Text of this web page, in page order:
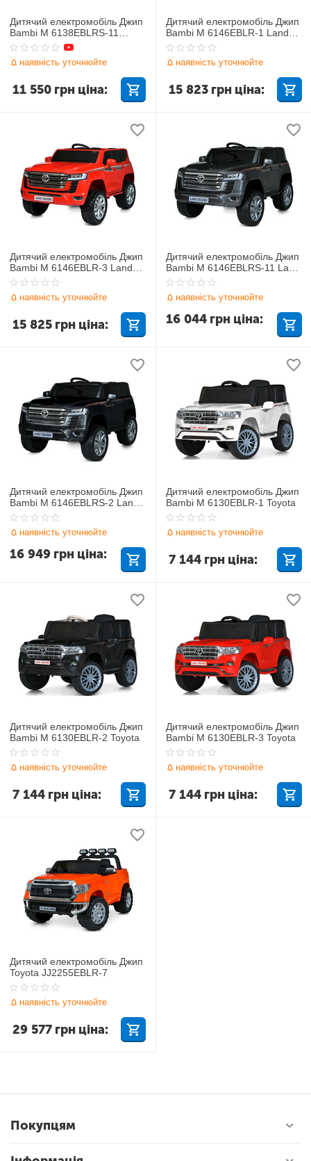
Дитячий електромобіль Джип
Bambi M 6138EBLRS-11
TOYOTA
наявність уточнюйте
11 550 грн ціна:
Дитячий електромобіль Джип
Bambi M 6146EBLR-1 Land
Cruiser
наявність уточнюйте
15 823 грн ціна:
Дитячий електромобіль Джип
Bambi M 6146EBLR-3 Land
Cruiser
наявність уточнюйте
15 825 грн ціна:
Дитячий електромобіль Джип
Bambi M 6146EBLRS-11 Land
Cruiser
наявність уточнюйте
16 044 грн ціна:
Дитячий електромобіль Джип
Bambi M 6146EBLRS-2 Land
Cruiser
наявність уточнюйте
16 949 грн ціна:
Дитячий електромобіль Джип
Bambi M 6130EBLR-1 Toyota
наявність уточнюйте
7 144 грн ціна:
Дитячий електромобіль Джип
Bambi M 6130EBLR-2 Toyota
наявність уточнюйте
7 144 грн ціна:
Дитячий електромобіль Джип
Bambi M 6130EBLR-3 Toyota
наявність уточнюйте
7 144 грн ціна:
Дитячий електромобіль Джип
Toyota JJ2255EBLR-7
наявність уточнюйте
29 577 грн ціна:
Покупцям